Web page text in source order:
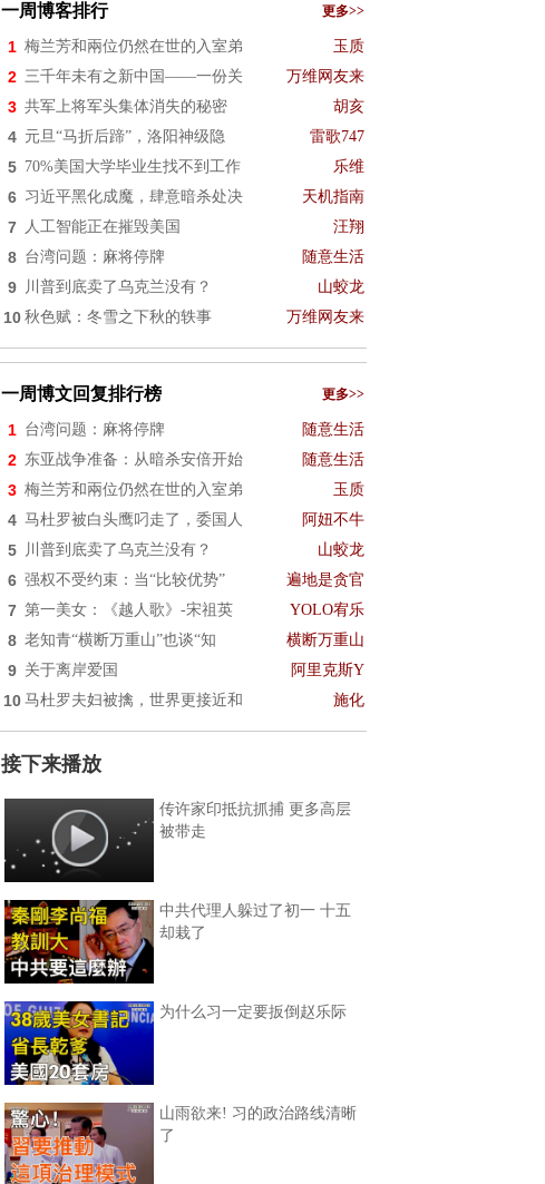
一周博客排行 更多>>
1 梅兰芳和兩位仍然在世的入室弟 玉质
2 三千年未有之新中国——一份关 万维网友来
3 共军上将军头集体消失的秘密 胡亥
4 元旦“马折后蹄”，洛阳神级隐 雷歌747
5 70%美国大学毕业生找不到工作 乐维
6 习近平黑化成魔，肆意暗杀处决 天机指南
7 人工智能正在摧毁美国 汪翔
8 台湾问题：麻将停牌 随意生活
9 川普到底卖了乌克兰没有？ 山蛟龙
10 秋色赋：冬雪之下秋的轶事 万维网友来
一周博文回复排行榜 更多>>
1 台湾问题：麻将停牌 随意生活
2 东亚战争准备：从暗杀安倍开始 随意生活
3 梅兰芳和兩位仍然在世的入室弟 玉质
4 马杜罗被白头鹰叼走了，委国人 阿妞不牛
5 川普到底卖了乌克兰没有？ 山蛟龙
6 强权不受约束：当“比较优势” 遍地是贪官
7 第一美女：《越人歌》-宋祖英 YOLO宥乐
8 老知青“横断万重山”也谈“知 横断万重山
9 关于离岸爱国 阿里克斯Y
10 马杜罗夫妇被擒，世界更接近和 施化
接下来播放
传许家印抵抗抓捕 更多高层
被带走
中共代理人躲过了初一 十五
却栽了
为什么习一定要扳倒赵乐际
山雨欲来! 习的政治路线清晰
了